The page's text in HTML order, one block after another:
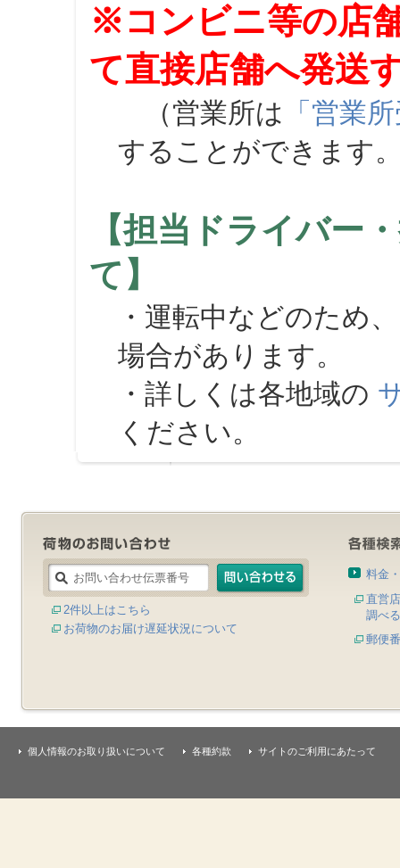
※コンビニ等の店
て直接店舗へ発送
（営業所は 「営業
することができます
【担当ドライバー
て】
・運転中などのため
場合があります。
・詳しくは各地域の
ください。
2件以上はこちら
お荷物のお届け遅延状況について
料金
直営
調べる
郵便
個人情報のお取り扱いについて 各種約款 サイトのご利用にあたって